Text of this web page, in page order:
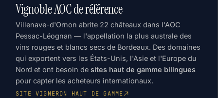
Vignoble AOC de référence
Villenave-d'Ornon abrite 22 châteaux dans l'AOC
Pessac-Léognan — l'appellation la plus australe des
vins rouges et blancs secs de Bordeaux. Des domaines
qui exportent vers les États-Unis, l'Asie et l'Europe du
Nord et ont besoin de sites haut de gamme bilingues
pour capter les acheteurs internationaux.
SITE VIGNERON HAUT DE GAMME